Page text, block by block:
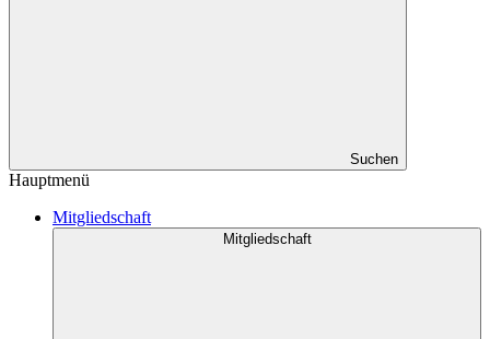
Suchen
Hauptmenü
Mitgliedschaft
Mitgliedschaft